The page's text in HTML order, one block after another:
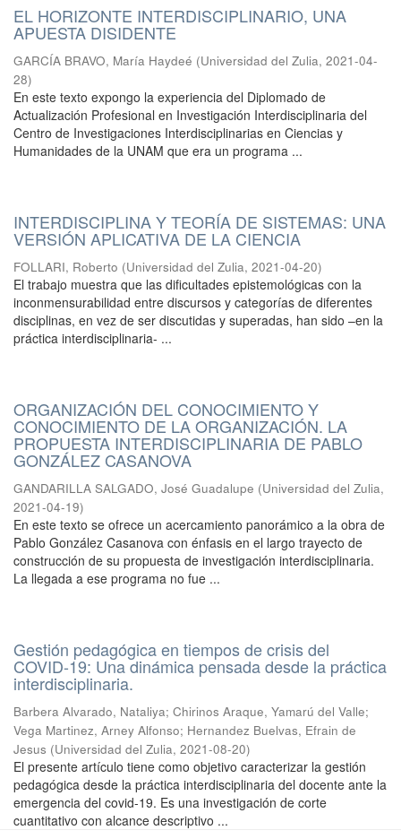
EL HORIZONTE INTERDISCIPLINARIO, UNA
APUESTA DISIDENTE
GARCÍA BRAVO, María Haydeé (Universidad del Zulia, 2021-04-
28)
En este texto expongo la experiencia del Diplomado de
Actualización Profesional en Investigación Interdisciplinaria del
Centro de Investigaciones Interdisciplinarias en Ciencias y
Humanidades de la UNAM que era un programa ...
INTERDISCIPLINA Y TEORÍA DE SISTEMAS: UNA
VERSIÓN APLICATIVA DE LA CIENCIA
FOLLARI, Roberto (Universidad del Zulia, 2021-04-20)
El trabajo muestra que las dificultades epistemológicas con la
inconmensurabilidad entre discursos y categorías de diferentes
disciplinas, en vez de ser discutidas y superadas, han sido –en la
práctica interdisciplinaria- ...
ORGANIZACIÓN DEL CONOCIMIENTO Y
CONOCIMIENTO DE LA ORGANIZACIÓN. LA
PROPUESTA INTERDISCIPLINARIA DE PABLO
GONZÁLEZ CASANOVA
GANDARILLA SALGADO, José Guadalupe (Universidad del Zulia,
2021-04-19)
En este texto se ofrece un acercamiento panorámico a la obra de
Pablo González Casanova con énfasis en el largo trayecto de
construcción de su propuesta de investigación interdisciplinaria.
La llegada a ese programa no fue ...
Gestión pedagógica en tiempos de crisis del
COVID-19: Una dinámica pensada desde la práctica
interdisciplinaria.
Barbera Alvarado, Nataliya; Chirinos Araque, Yamarú del Valle;
Vega Martinez, Arney Alfonso; Hernandez Buelvas, Efrain de
Jesus (Universidad del Zulia, 2021-08-20)
El presente artículo tiene como objetivo caracterizar la gestión
pedagógica desde la práctica interdisciplinaria del docente ante la
emergencia del covid-19. Es una investigación de corte
cuantitativo con alcance descriptivo ...